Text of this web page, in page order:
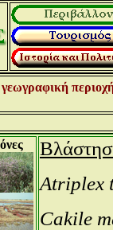
Atriplex
Cakile